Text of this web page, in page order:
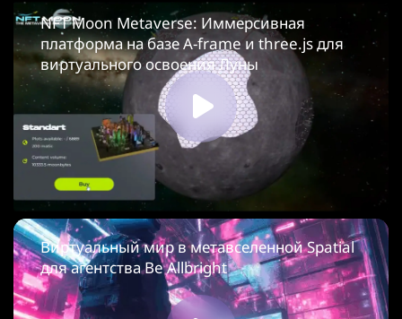
NFT Moon Metaverse: Иммерсивная
платформа на базе A-frame и three.js для
виртуального освоения Луны
Виртуальный мир в метавселенной Spatial
для агентства Be Allbright